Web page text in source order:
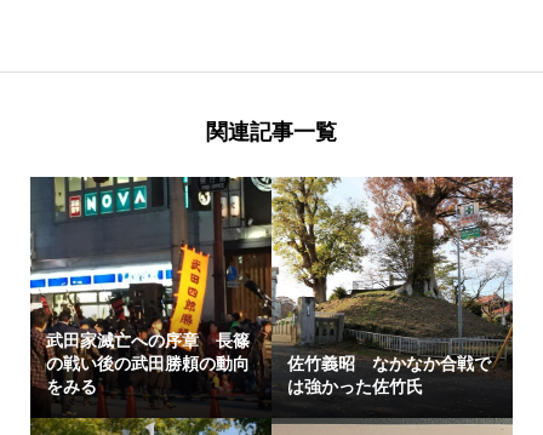
関連記事一覧
武田家滅亡への序章 長篠
の戦い後の武田勝頼の動向
をみる
佐竹義昭 なかなか合戦で
は強かった佐竹氏